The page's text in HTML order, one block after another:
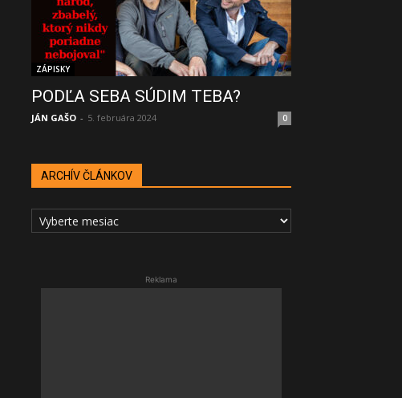
ZÁPISKY
PODĽA SEBA SÚDIM TEBA?
JÁN GAŠO - 5. februára 2024 0
ARCHÍV ČLÁNKOV
ARCHÍV
ČLÁNKOV
Reklama